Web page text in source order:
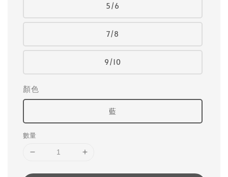
5/6
7/8
9/10
顏色
藍
數量